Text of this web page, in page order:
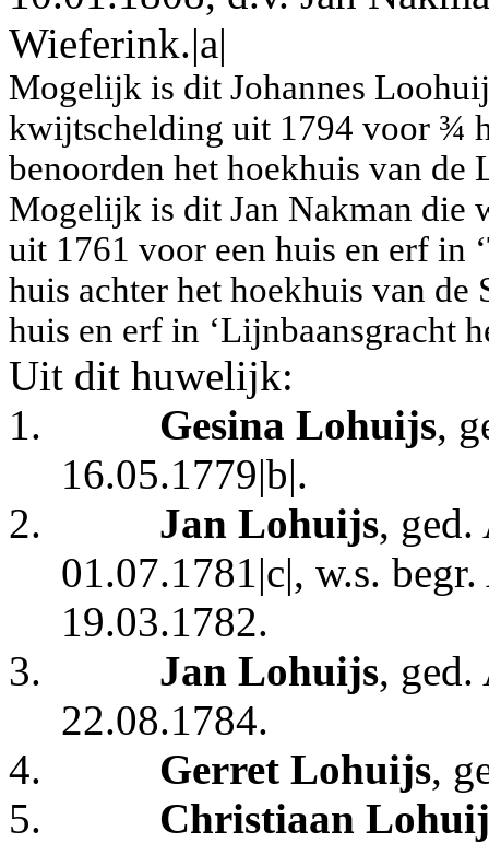
Wieferink.|a|
Mogelijk is dit Johannes
kwijtschelding uit 1794 voor ¾
benoorden het hoekhuis van de
Mogelijk is dit Jan Nakman die
uit 1761 voor een huis en erf in
huis achter het hoekhuis van de
huis en erf in ‘Lijnbaansgracht
Uit dit huwelijk:
1.
Gesina Lohuijs,
16.05.1779|b|.
2.
Jan Lohuijs,
01.07.1781|c|, w.s.
19.03.1782.
3.
Jan Lohuijs,
22.08.1784.
4.
Gerret Lohuijs,
5.
Christiaan